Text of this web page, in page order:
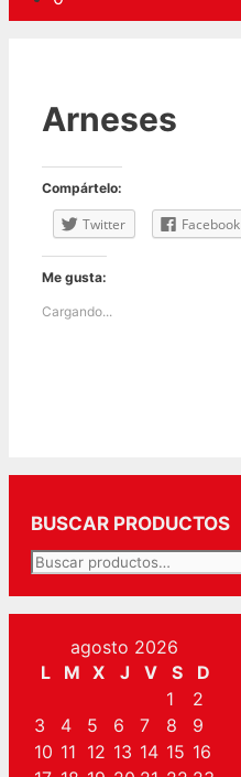
Arneses
Compártelo:
Twitter Facebook
Me gusta:
Cargando...
BUSCAR PRODUCTOS
Buscar
agosto 2026
L
M X J V S D
1
2
3
4 5 6 7 8
9
10 11 12 13 14 15 16